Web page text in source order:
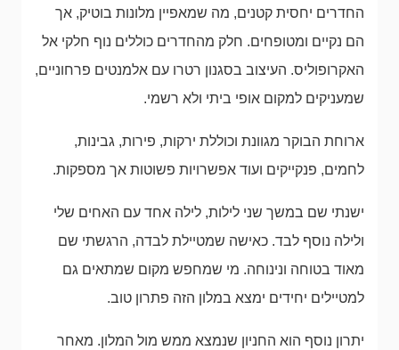
החדרים יחסית קטנים, מה שמאפיין מלונות בוטיק, אך
הם נקיים ומטופחים. חלק מהחדרים כוללים נוף חלקי אל
האקרופוליס. העיצוב בסגנון רטרו עם אלמנטים פרחוניים,
שמעניקים למקום אופי ביתי ולא רשמי.
ארוחת הבוקר מגוונת וכוללת ירקות, פירות, גבינות,
לחמים, פנקייקים ועוד אפשרויות פשוטות אך מספקות.
ישנתי שם במשך שני לילות, לילה אחד עם האחים שלי
ולילה נוסף לבד. כאישה שמטיילת לבדה, הרגשתי שם
מאוד בטוחה ונינוחה. מי שמחפש מקום שמתאים גם
למטיילים יחידים ימצא במלון הזה פתרון טוב.
יתרון נוסף הוא החניון שנמצא ממש מול המלון. מאחר